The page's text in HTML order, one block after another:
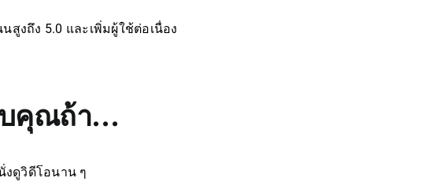
สูงถึง 5.0 และเพิ่มผู้ใช้ต่อเนื่อง
บคุณถ้า…
งดูวิดีโอนาน ๆ